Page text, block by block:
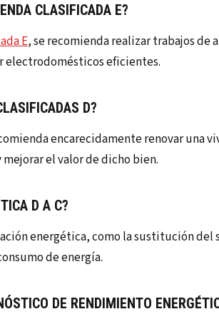
CLASIFICADA E?
E, se recomienda realizar trabajos de
electrodomésticos eficientes.
D?
encarecidamente renovar una
el valor de dicho bien.
D A C?
energética, como la sustitución del
de energía.
DE RENDIMIENTO